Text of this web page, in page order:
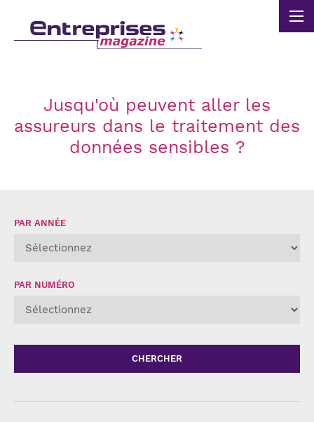
Jusqu'où peuvent aller les
assureurs dans le traitement des
données sensibles ?
PAR ANNÉE
PAR NUMÉRO
CHERCHER